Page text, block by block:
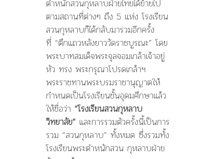
ตำหนักสวนกุหลาบฝ่ายไทยได้ย้ายไป
ตามสถานที่ต่างๆ ถึง 5 แห่ง โรงเรียน
สวนกุหลาบก็ได้กลับมารวมอีกครั้ง
ที่ “ตึกแถวหลังยาววัดราชบูรณะ” โดย
พระบาทสมเด็จพระจุลจอมเกล้าเจ้าอยู่
หัว ทรง พระกรุณาโปรดเกล้าฯ
พระราชทานพระบรมราชานุญาตให้
กำหนดเป็นโรงเรียนชั้นอุดมศึกษาแล้ว
ให้ชื่อว่า “โรงเรียนสวนกุหลาบ
วิทยาลัย” และการรวมตัวครั้งนี้เป็นการ
รวม “สวนกุหลาบ” ทั้งหมด ซึ่งรวมทั้ง
โรงเรียนพระตำหนักสวน กุหลาบฝ่าย